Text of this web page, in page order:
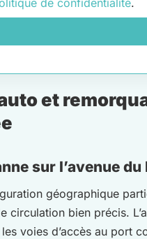
et
sur l’avenue
géographique
circulation bien précis.
voies d’accès au port